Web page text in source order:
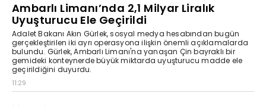
Ambarlı Limanı’nda 2,1 Milyar Liralık
Uyuşturucu Ele Geçirildi
Adalet Bakanı Akın Gürlek, sosyal medya hesabından bugün
gerçekleştirilen iki ayrı operasyona ilişkin önemli açıklamalarda
bulundu. Gürlek, Ambarlı Limanı'na yanaşan Çin bayraklı bir
gemideki konteynerde büyük miktarda uyuşturucu madde ele
geçirildiğini duyurdu.
11:29